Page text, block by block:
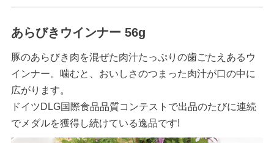
あらびきウインナー 56g
豚のあらびき肉を混ぜた肉汁たっぷりの歯ごたえあるウ
インナー。噛むと、おいしさのつまった肉汁が口の中に
広がります。
ドイツDLG国際食品品質コンテストで出品のたびに連続
でメダルを獲得し続けている逸品です!